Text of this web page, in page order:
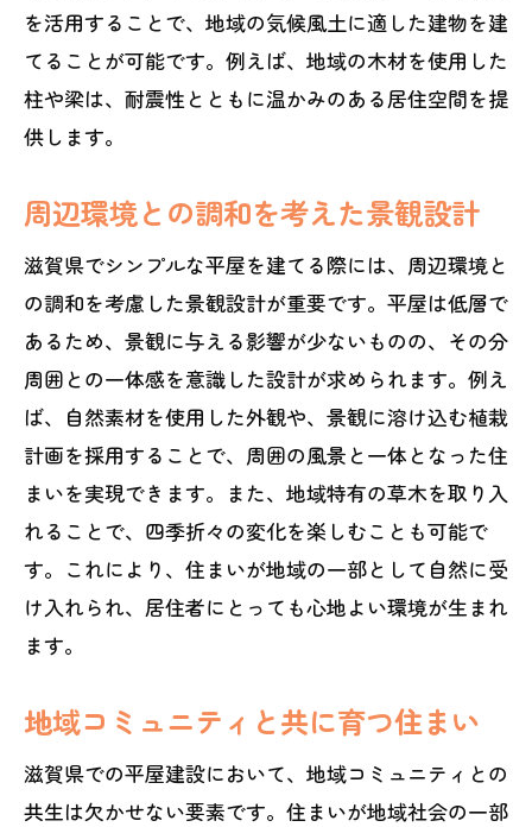
を活用することで、地域の気候風土に適した建物を建
てることが可能です。例えば、地域の木材を使用した
柱や梁は、耐震性とともに温かみのある居住空間を提
供します。
周辺環境との調和を考えた景観設計
滋賀県でシンプルな平屋を建てる際には、周辺環境と
の調和を考慮した景観設計が重要です。平屋は低層で
あるため、景観に与える影響が少ないものの、その分
周囲との一体感を意識した設計が求められます。例え
ば、自然素材を使用した外観や、景観に溶け込む植栽
計画を採用することで、周囲の風景と一体となった住
まいを実現できます。また、地域特有の草木を取り入
れることで、四季折々の変化を楽しむことも可能で
す。これにより、住まいが地域の一部として自然に受
け入れられ、居住者にとっても心地よい環境が生まれ
ます。
地域コミュニティと共に育つ住まい
滋賀県での平屋建設において、地域コミュニティとの
共生は欠かせない要素です。住まいが地域社会の一部